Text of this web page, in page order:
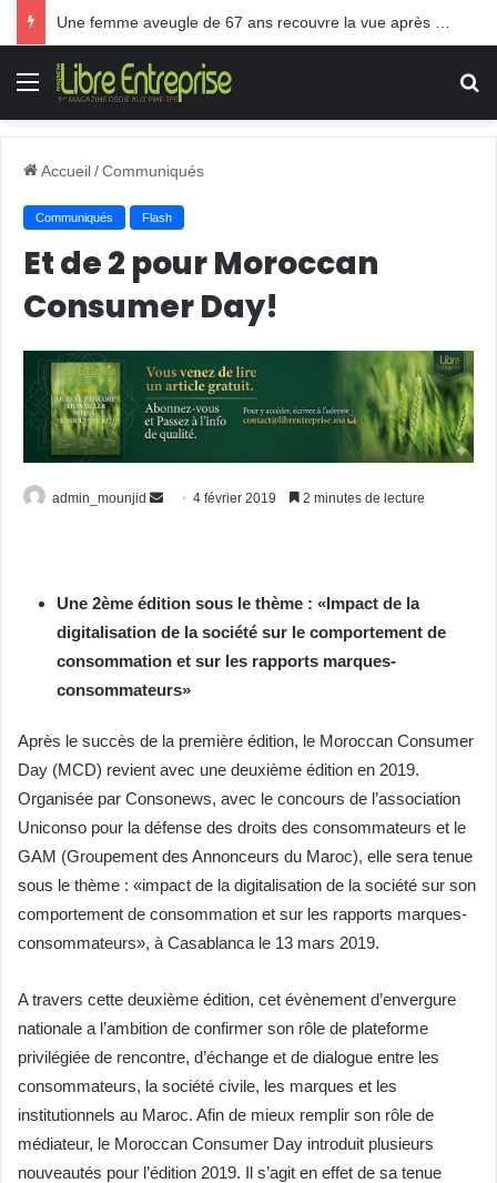
Menu
Accueil/Communiqués
Communiqués Flash
Et de 2 pour Moroccan
Consumer Day!
admin_mounjid
y
e
r
u
c
o
l
4 février 2019 2 minutes de lecture
Une 2ème édition sous le thème : «Impact de la
digitalisation de la société sur le comportement de
consommation et sur les rapports marques-
consommateurs»
Après le succès de la première édition, le Moroccan Consumer
Day (MCD) revient avec une deuxième édition en 2019.
Organisée par Consonews, avec le concours de l’association
Uniconso pour la défense des droits des consommateurs et le
GAM (Groupement des Annonceurs du Maroc), elle sera tenue
sous le thème : «impact de la digitalisation de la société sur son
comportement de consommation et sur les rapports marques-
consommateurs», à Casablanca le 13 mars 2019.
A travers cette deuxième édition, cet évènement d’envergure
nationale a l’ambition de confirmer son rôle de plateforme
privilégiée de rencontre, d’échange et de dialogue entre les
consommateurs, la société civile, les marques et les
institutionnels au Maroc. Afin de mieux remplir son rôle de
médiateur, le Moroccan Consumer Day introduit plusieurs
nouveautés pour l’édition 2019. Il s’agit en effet de sa tenue